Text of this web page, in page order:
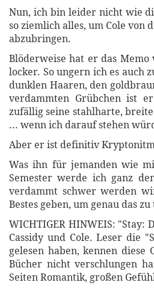
Nun, ich bin leider nicht wie
so ziemlich alles, um Cole von
abzubringen.
Blöderweise hat er das
locker. So ungern ich es auch
dunklen Haaren, den
verdammten Grübchen ist
zufällig seine stahlharte,
... wenn ich darauf stehen
Aber er ist definitiv
Was ihn für jemanden wie
Semester werde ich ganz
verdammt schwer werden
Bestes geben, um genau das zu
WICHTIGER HINWEIS: "Stay:
Cassidy und Cole. Leser die
gelesen haben, kennen diese
Bücher nicht verschlungen
Seiten Romantik, großen